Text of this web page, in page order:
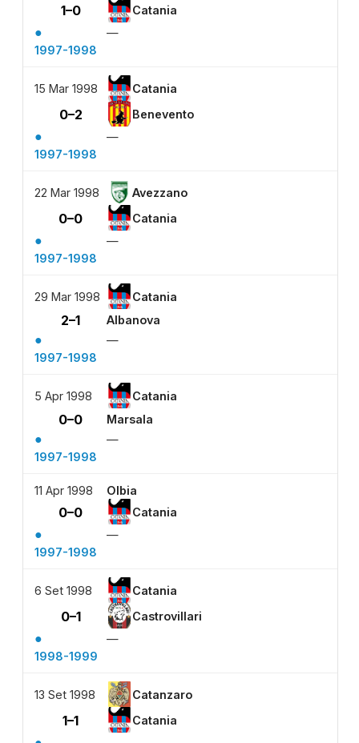
1–0 Catania
●
—
1997-1998
15 Mar 1998 Catania
0–2 Benevento
●
—
1997-1998
22 Mar 1998 Avezzano
0–0 Catania
●
—
1997-1998
29 Mar 1998 Catania
2–1 Albanova
●
—
1997-1998
5 Apr 1998 Catania
0–0 Marsala
●
—
1997-1998
11 Apr 1998 Olbia
0–0 Catania
●
—
1997-1998
6 Set 1998 Catania
0–1 Castrovillari
●
—
1998-1999
13 Set 1998 Catanzaro
1–1 Catania